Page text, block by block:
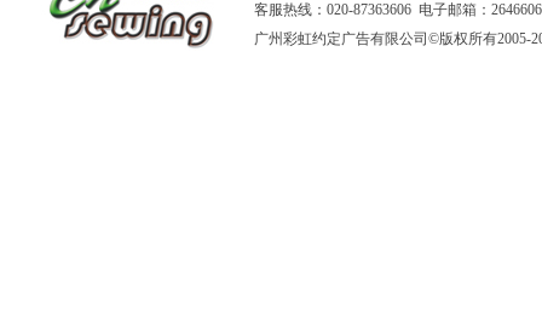
客服热线：020-87363606 电子邮箱：
广州彩虹约定广告有限公司 ©版权所有2005-